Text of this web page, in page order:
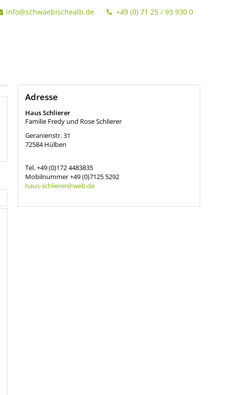
info@schwaebischealb.de +49 (0) 71 25 / 93 930 0
Adresse
Haus Schlierer
Familie Fredy und Rose Schlierer
Geranienstr. 31
72584 Hülben
Tel.+49 (0)172 4483835
Mobilnummer+49 (0)7125 5292
haus-schlierer@web.de